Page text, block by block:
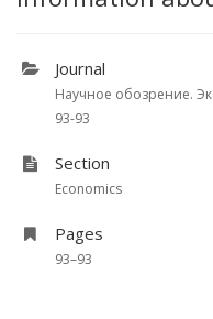
Journal
Научное обозрение.
93-93
Section
Economics
Pages
93–93